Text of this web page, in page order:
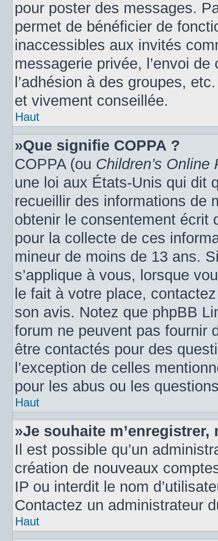
pour poster des messages.
permet de bénéficier de
inaccessibles aux invités
messagerie privée, l’envoi
l’adhésion à des groupes,
et vivement conseillée.
Haut
»Que signifie COPPA ?
COPPA (ou Children’s
une loi aux États-Unis qui dit
recueillir des informations de
obtenir le consentement écrit
pour la collecte de ces
mineur de moins de 13 ans.
s’applique à vous, lorsque
le fait à votre place,
son avis. Notez que phpBB
forum ne peuvent pas fournir
être contactés pour des
l’exception de celles
pour les abus ou les
Haut
»Je souhaite
Il est possible qu’un
création de nouveaux
IP ou interdit le nom
Contactez un administrateur
Haut